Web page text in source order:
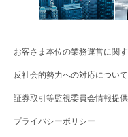
お客さま本位の業務運営に関
反社会的勢力への対応について
証券取引等監視委員会情報提
プライバシーポリシー